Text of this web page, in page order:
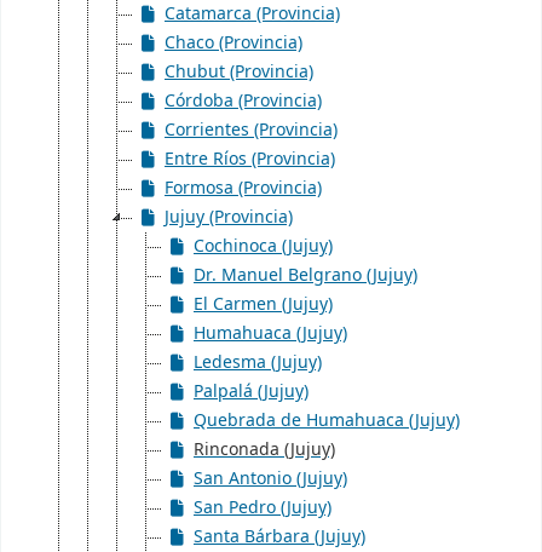
Catamarca (Provincia)
Chaco (Provincia)
Chubut (Provincia)
Córdoba (Provincia)
Corrientes (Provincia)
Entre Ríos (Provincia)
Formosa (Provincia)
Jujuy (Provincia)
Cochinoca (Jujuy)
Dr. Manuel Belgrano (Jujuy)
El Carmen (Jujuy)
Humahuaca (Jujuy)
Ledesma (Jujuy)
Palpalá (Jujuy)
Quebrada de Humahuaca (Jujuy)
Rinconada (Jujuy)
San Antonio (Jujuy)
San Pedro (Jujuy)
Santa Bárbara (Jujuy)